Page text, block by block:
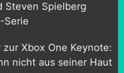
Steven Spielberg
Serie
zur Xbox One Keynote:
nicht aus seiner Haut